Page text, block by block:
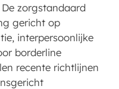
zorgstandaard
gericht op
interpersoonlijke
borderline
recente richtlijnen